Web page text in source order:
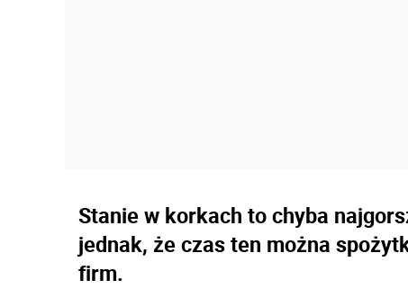
Stanie w korkach to chyba
jednak, że czas ten można
firm.